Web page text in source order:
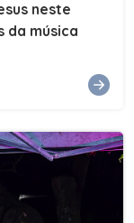
neste
da música